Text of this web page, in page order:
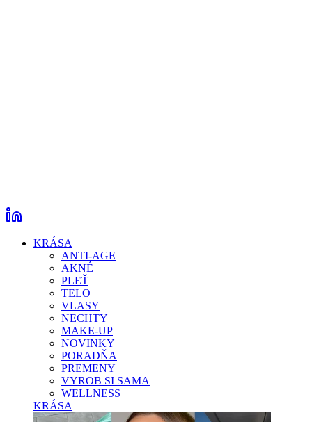
KRÁSA
ANTI-AGE
AKNÉ
PLEŤ
TELO
VLASY
NECHTY
MAKE-UP
NOVINKY
PORADŇA
PREMENY
VYROB SI SAMA
WELLNESS
KRÁSA